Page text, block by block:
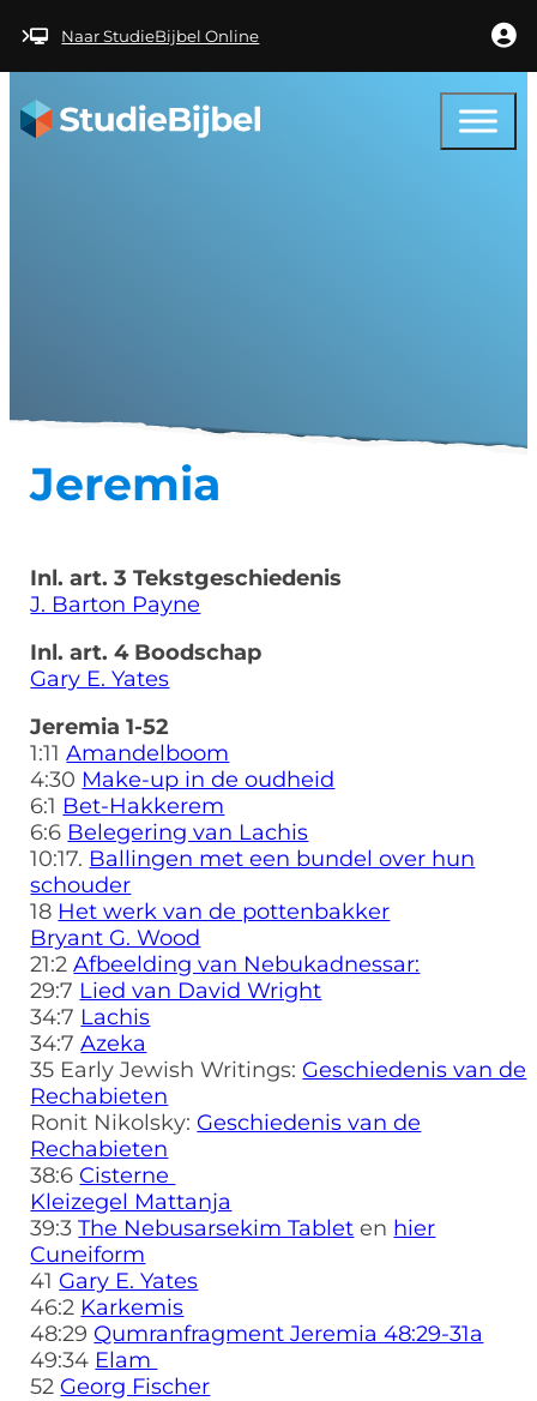
Naar StudieBijbel Online
Jeremia
Inl. art. 3 Tekstgeschiedenis
J. Barton Payne
Inl. art. 4 Boodschap
Gary E. Yates
Jeremia 1-52
1:11Amandelboom
4:30 Make-up in de oudheid
6:1 Bet-Hakkerem
6:6 Belegering van Lachis
10:17. Ballingen met een bundel over hun
schouder
18 Het werk van de pottenbakker
Bryant G. Wood
21:2Afbeelding van Nebukadnessar:
29:7 Lied van David Wright
34:7 Lachis
34:7Azeka
35 Early Jewish Writings: Geschiedenis van de
Rechabieten
Ronit Nikolsky: Geschiedenis van de
Rechabieten
38:6 Cisterne
Kleizegel Mattanja
39:3The Nebusarsekim Tablet en hier
Cuneiform
41 Gary E. Yates
46:2 Karkemis
48:29 Qumranfragment Jeremia 48:29-31a
49:34 Elam
52 Georg Fischer